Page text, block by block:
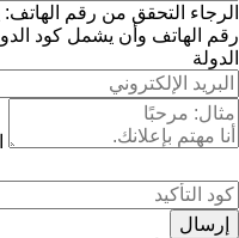
الرجاء التحقق من رقم الهاتف:
رقم الهاتف وأن يشمل كود
الدولة